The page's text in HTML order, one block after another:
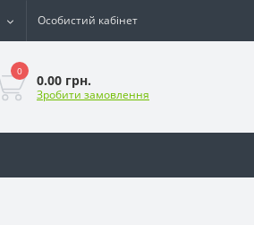
Особистий кабінет
0
0.00 грн.
Зробити замовлення